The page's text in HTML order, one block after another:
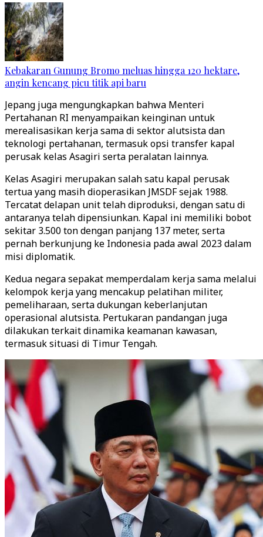
Kebakaran Gunung Bromo meluas hingga 120 hektare,
angin kencang picu titik api baru
Jepang juga mengungkapkan bahwa Menteri
Pertahanan RI menyampaikan keinginan untuk
merealisasikan kerja sama di sektor alutsista dan
teknologi pertahanan, termasuk opsi transfer kapal
perusak kelas Asagiri serta peralatan lainnya.
Kelas Asagiri merupakan salah satu kapal perusak
tertua yang masih dioperasikan JMSDF sejak 1988.
Tercatat delapan unit telah diproduksi, dengan satu di
antaranya telah dipensiunkan. Kapal ini memiliki bobot
sekitar 3.500 ton dengan panjang 137 meter, serta
pernah berkunjung ke Indonesia pada awal 2023 dalam
misi diplomatik.
Kedua negara sepakat memperdalam kerja sama melalui
kelompok kerja yang mencakup pelatihan militer,
pemeliharaan, serta dukungan keberlanjutan
operasional alutsista. Pertukaran pandangan juga
dilakukan terkait dinamika keamanan kawasan,
termasuk situasi di Timur Tengah.